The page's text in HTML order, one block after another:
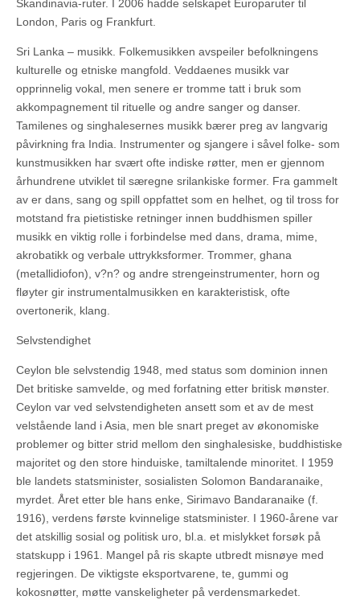
Skandinavia-ruter. I 2006 hadde selskapet Europaruter til
London, Paris og Frankfurt.
Sri Lanka – musikk. Folkemusikken avspeiler befolkningens
kulturelle og etniske mangfold. Veddaenes musikk var
opprinnelig vokal, men senere er tromme tatt i bruk som
akkompagnement til rituelle og andre sanger og danser.
Tamilenes og singhalesernes musikk bærer preg av langvarig
påvirkning fra India. Instrumenter og sjangere i såvel folke- som
kunstmusikken har svært ofte indiske røtter, men er gjennom
århundrene utviklet til særegne srilankiske former. Fra gammelt
av er dans, sang og spill oppfattet som en helhet, og til tross for
motstand fra pietistiske retninger innen buddhismen spiller
musikk en viktig rolle i forbindelse med dans, drama, mime,
akrobatikk og verbale uttrykksformer. Trommer, ghana
(metallidiofon), v?n? og andre strengeinstrumenter, horn og
fløyter gir instrumentalmusikken en karakteristisk, ofte
overtonerik, klang.
Selvstendighet
Ceylon ble selvstendig 1948, med status som dominion innen
Det britiske samvelde, og med forfatning etter britisk mønster.
Ceylon var ved selvstendigheten ansett som et av de mest
velstående land i Asia, men ble snart preget av økonomiske
problemer og bitter strid mellom den singhalesiske, buddhistiske
majoritet og den store hinduiske, tamiltalende minoritet. I 1959
ble landets statsminister, sosialisten Solomon Bandaranaike,
myrdet. Året etter ble hans enke, Sirimavo Bandaranaike (f.
1916), verdens første kvinnelige statsminister. I 1960-årene var
det atskillig sosial og politisk uro, bl.a. et mislykket forsøk på
statskupp i 1961. Mangel på ris skapte utbredt misnøye med
regjeringen. De viktigste eksportvarene, te, gummi og
kokosnøtter, møtte vanskeligheter på verdensmarkedet.